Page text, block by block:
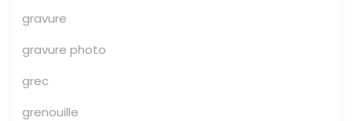
gravure
gravure photo
grec
grenouille